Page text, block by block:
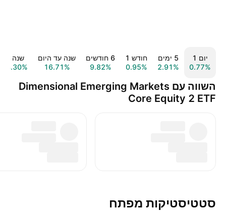
יום ‎1‎
0.77%
‎5‎ ימים
2.91%
חודש ‎1‎
0.95%
‎6‎ חודשים
9.82%
שנה עד היום
16.71%
שנה ‎1‎
28.30%
השווה עם Dimensional Emerging Markets
Core Equity 2 ETF
סטטיסטיקות מפתח